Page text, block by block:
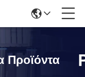
Προϊόντα